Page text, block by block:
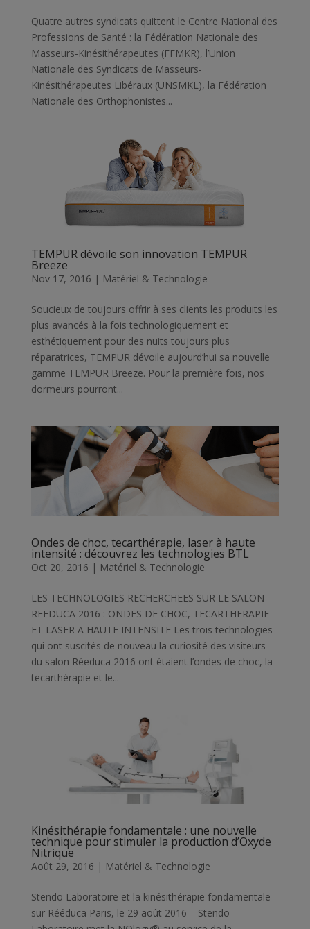
Quatre autres syndicats quittent le Centre National des
Professions de Santé : la Fédération Nationale des
Masseurs-Kinésithérapeutes (FFMKR), l’Union
Nationale des Syndicats de Masseurs-
Kinésithérapeutes Libéraux (UNSMKL), la Fédération
Nationale des Orthophonistes...
TEMPUR dévoile son innovation TEMPUR
Breeze
Nov 17, 2016 | Matériel & Technologie
Soucieux de toujours offrir à ses clients les produits les
plus avancés à la fois technologiquement et
esthétiquement pour des nuits toujours plus
réparatrices, TEMPUR dévoile aujourd’hui sa nouvelle
gamme TEMPUR Breeze. Pour la première fois, nos
dormeurs pourront...
Ondes de choc, tecarthérapie, laser à haute
intensité : découvrez les technologies BTL
Oct 20, 2016 | Matériel & Technologie
LES TECHNOLOGIES RECHERCHEES SUR LE SALON
REEDUCA 2016 : ONDES DE CHOC, TECARTHERAPIE
ET LASER A HAUTE INTENSITE Les trois technologies
qui ont suscités de nouveau la curiosité des visiteurs
du salon Réeduca 2016 ont étaient l’ondes de choc, la
tecarthérapie et le...
Kinésithérapie fondamentale : une nouvelle
technique pour stimuler la production d’Oxyde
Nitrique
Août 29, 2016 | Matériel & Technologie
Stendo Laboratoire et la kinésithérapie fondamentale
sur Rééduca Paris, le 29 août 2016 – Stendo